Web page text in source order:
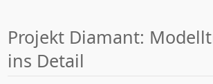
Projekt Diamant:
ins Detail